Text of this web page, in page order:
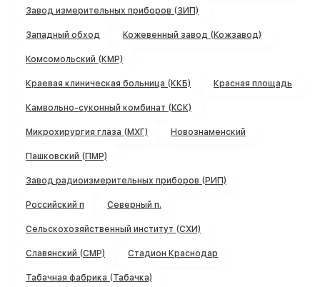
Завод измерительных приборов (ЗИП)
Западный обход Кожевенный завод (Кожзавод)
Комсомольский (КМР)
Краевая клиническая больница (ККБ) Красная площадь
Камвольно-суконный комбинат (КСК)
Микрохирургия глаза (МХГ) Новознаменский
Пашковский (ПМР)
Завод радиоизмерительных приборов (РИП)
Российский п Северный п.
Сельскохозяйственный институт (СХИ)
Славянский (СМР) Стадион Краснодар
Табачная фабрика (Табачка)